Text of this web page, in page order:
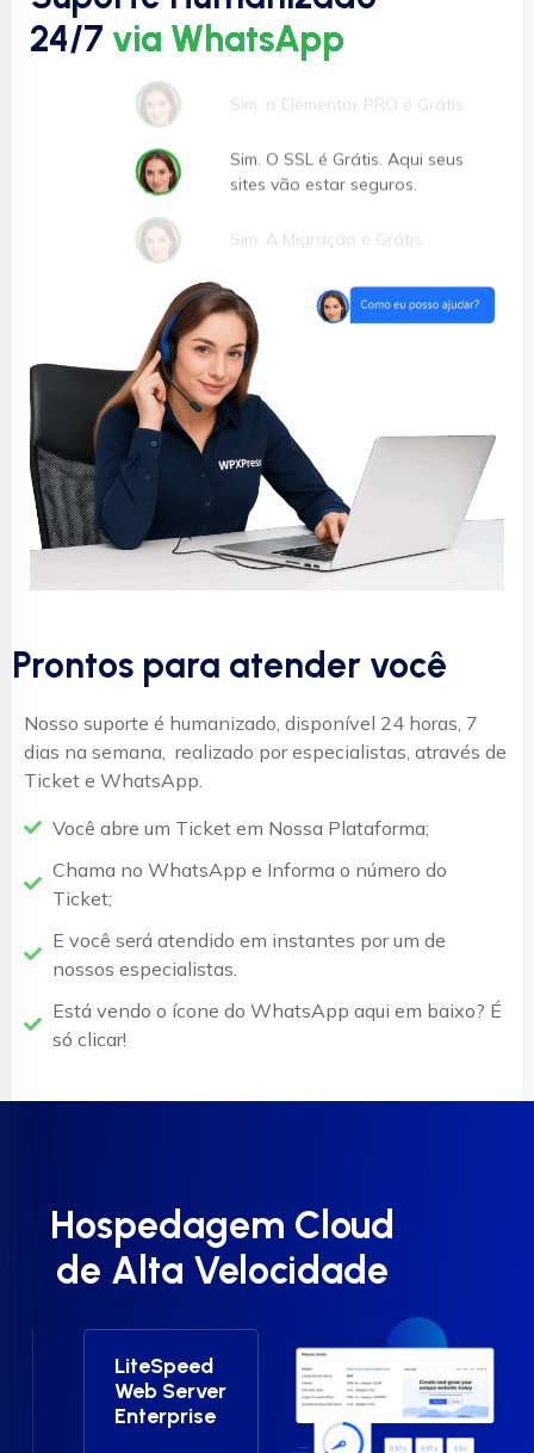
24/7 via WhatsApp
Você sabia que a WPXPress é
a Hospedagem de Sites mais
Indicada para WordPress?
Sim. o Elementor PRO é Grátis.
Sim. O SSL é Grátis. Aqui seus
sites vão estar seguros.
Sim. A Migração é Grátis.
Garantia de 30 dias para
reembolso.
WPXPress, a Hospedagem de
Sites mais Indicada para
WordPress.
Aqui na WPXPress seus sites
vão voar.
Sim. Usamos disco SSD-NVMe
que são 30x mais rápidos que
HDD.
Sim. Usamos LiteSpeed
WebServer que chega a ser
WordPress.
Ilimitados.
São mais de 300 Plugins PRO
A Migração é Grátis, Rápida e
WPXPress.
Indicada para WordPress?
Sim. o Elementor PRO é Grátis.
Prontos para atender você
Nosso suporte é humanizado, disponível 24 horas, 7
dias na semana, realizado por especialistas, através de
Ticket e WhatsApp.
Você abre um Ticket em Nossa Plataforma;
Chama no WhatsApp e Informa o número do
Ticket;
E você será atendido em instantes por um de
nossos especialistas.
Está vendo o ícone do WhatsApp aqui em baixo? É
só clicar!
Hospedagem Cloud
de Alta Velocidade
LiteSpeed
Web Server
Enterprise